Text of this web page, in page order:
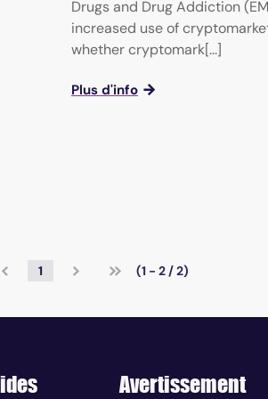
Drugs and Drug Addiction
increased use of
whether cryptomark[...]
Plus d'info
1 (1 - 2 / 2)
Avertissement